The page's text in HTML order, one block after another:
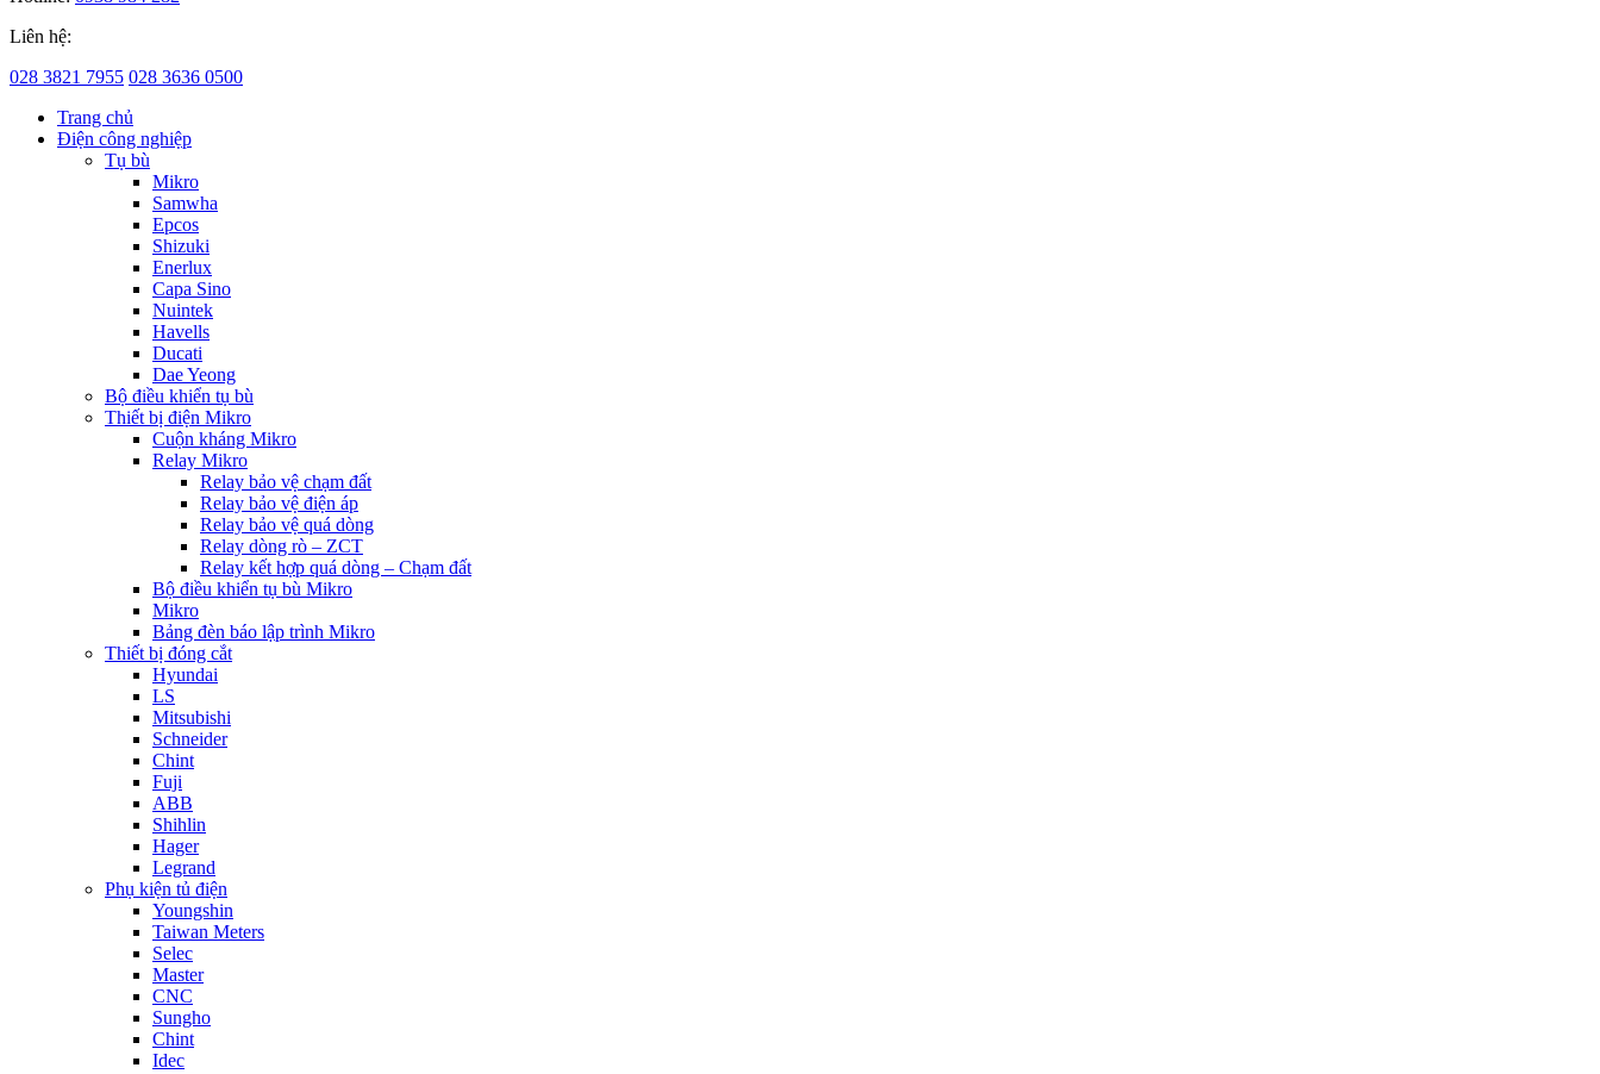
Liên hệ:
028 3821 7955 028 3636 0500
Trang chủ
Điện công nghiệp
Tụ bù
Mikro
Samwha
Epcos
Shizuki
Enerlux
Capa Sino
Nuintek
Havells
Ducati
Dae Yeong
Bộ điều khiển tụ bù
Thiết bị điện Mikro
Cuộn kháng Mikro
Relay Mikro
Relay bảo vệ chạm đất
Relay bảo vệ điện áp
Relay bảo vệ quá dòng
Relay dòng rò – ZCT
Relay kết hợp quá dòng – Chạm đất
Bộ điều khiển tụ bù Mikro
Mikro
Bảng đèn báo lập trình Mikro
Thiết bị đóng cắt
Hyundai
LS
Mitsubishi
Schneider
Chint
Fuji
ABB
Shihlin
Hager
Legrand
Phụ kiện tủ điện
Youngshin
Taiwan Meters
Selec
Master
CNC
Sungho
Chint
Idec